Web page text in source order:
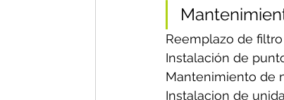
Reemplazo de
Instalación de
Mantenimiento de
Instalacion de